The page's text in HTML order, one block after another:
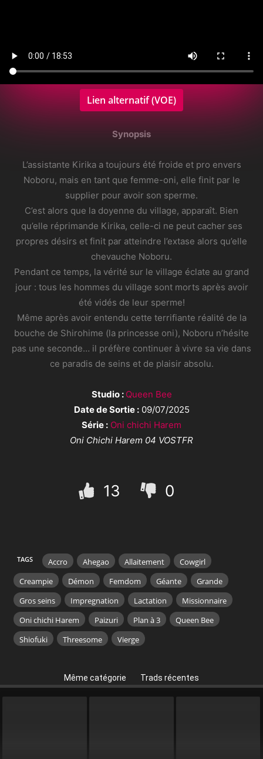
Lien alternatif (VOE)
Synopsis
L’assistante Kirika a toujours été froide et pro envers
Noboru, mais en tant que femme-oni, elle finit par le
supplier pour avoir son sperme.
C’est alors que la doyenne du village, apparaît. Bien
qu’elle réprimande Kirika, celle-ci ne peut cacher ses
propres désirs et finit par atteindre l’extase alors qu’elle
chevauche Noboru.
Pendant ce temps, la vérité sur le village éclate au grand
jour : tous les hommes du village sont morts après avoir
été vidés de leur sperme!
Même après avoir entendu cette terrifiante réalité de la
bouche de Shirohime (la princesse oni), Noboru n’hésite
pas une seconde… il préfère continuer à vivre sa vie dans
ce paradis de seins et de plaisir absolu.
Studio : Queen Bee
Date de Sortie :09/07/2025
Série : Oni chichi Harem
Oni Chichi Harem 04 VOSTFR
13 0
TAGS Accro Ahegao Allaitement
Cowgirl
Creampie
Démon Femdom Géante
Grande
Gros seins
Impregnation Lactation
Missionnaire
Oni chichi Harem
Paizuri Plan à 3
Queen Bee
Shiofuki
Threesome Vierge
Même catégorie Trads récentes